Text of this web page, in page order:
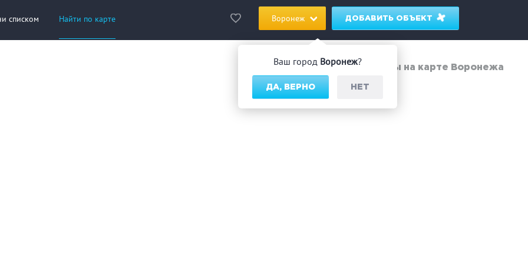
списком Найти по карте Воронеж
Ваш город Воронеж?
ДА, ВЕРНО НЕТ
ДОБАВИТЬ ОБЪЕКТ
Бани и сауны на карте Воронежа